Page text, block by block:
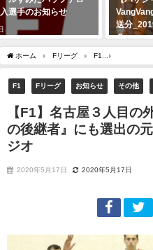
VangVangVasagey!TV 2020/3/1放
送分_2019/2020シーズンゴール集
３
2020年3月13日
ホーム Fリーグ F1
F1 Fリーグ お知らせ その他
【F1】名古屋３人目の
の後継者』にも選出の
ジオ
2020年5月17日 2020年5月17日